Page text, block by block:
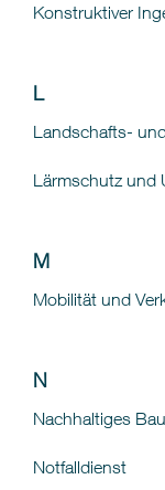
Konstruktiver
L
Landschafts-
Lärmschutz und
M
Mobilität und
N
Nachhaltiges
Notfalldienst